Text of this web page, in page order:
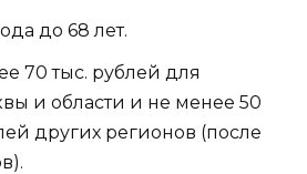
до 68 лет.
70 тыс. рублей для
и области и не менее 50
других регионов (после